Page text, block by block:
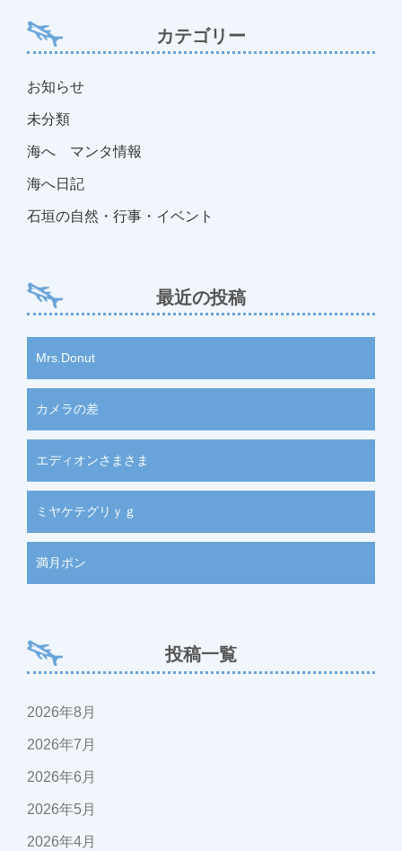
カテゴリー
お知らせ
未分類
海へ マンタ情報
海へ日記
石垣の自然・行事・イベント
最近の投稿
Mrs.Donut
カメラの差
エディオンさまさま
ミヤケテグリｙｇ
満月ポン
投稿一覧
2026年8月
2026年7月
2026年6月
2026年5月
2026年4月